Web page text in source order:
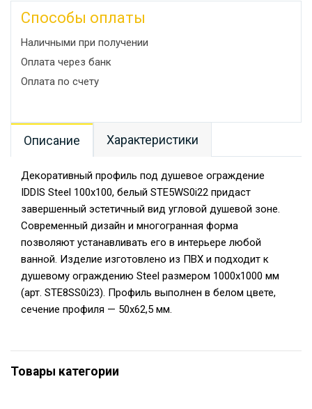
Способы оплаты
Наличными при получении
Оплата через банк
Оплата по счету
Описание Характеристики
Декоративный профиль под душевое ограждение
IDDIS Steel 100х100, белый STE5WS0i22 придаст
завершенный эстетичный вид угловой душевой зоне.
Современный дизайн и многогранная форма
позволяют устанавливать его в интерьере любой
ванной. Изделие изготовлено из ПВХ и подходит к
душевому ограждению Steel размером 1000х1000 мм
(арт. STE8SS0i23). Профиль выполнен в белом цвете,
сечение профиля — 50х62,5 мм.
Товары категории